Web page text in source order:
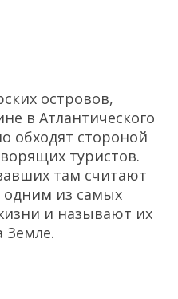
островов,
в Атлантического
обходят стороной
туристов.
там считают
одним из самых
и называют их
Земле.